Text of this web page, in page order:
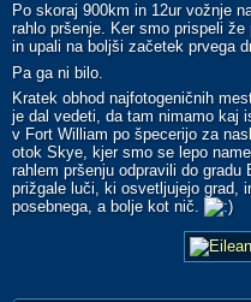
Po skoraj 900km in 12ur vožnje
rahlo pršenje. Ker smo prispeli
in upali na boljši začetek prvega
Pa ga ni bilo.
Kratek obhod najfotogeničnih
je dal vedeti, da tam nimamo kaj
v Fort William po špecerijo za
otok Skye, kjer smo se lepo
rahlem pršenju odpravili do
prižgale luči, ki osvetljujejo grad,
posebnega, a bolje kot nič.